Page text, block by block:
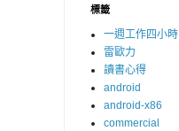
標籤
一週工作四小時
雷歐力
讀書心得
android
android-x86
commercial